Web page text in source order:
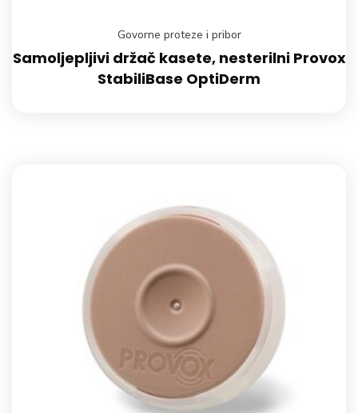
Govorne proteze i pribor
Samoljepljivi držač kasete, nesterilni Provox
StabiliBase OptiDerm